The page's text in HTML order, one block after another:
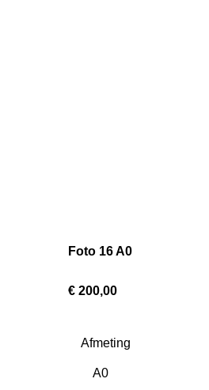
Foto 16 A0
€ 200,00
Afmeting